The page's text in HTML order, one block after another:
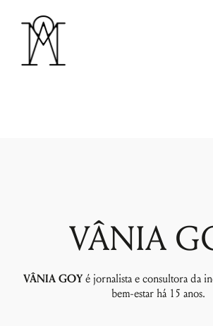
VÂNIA
VÂNIA GOYé jornalista e consultora da
bem-estar há 15 anos.